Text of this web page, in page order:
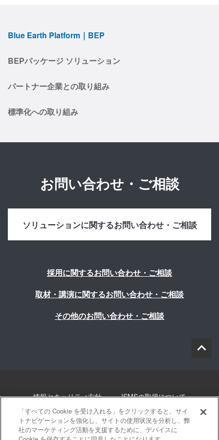
Blue Earth Platform｜BEP
BEPパッケージ ソリューション
パートナー企業との取り組み
標準化への取り組み
お問い合わせ・ご相談
ソリューションに関するお問い合わせ・ご相談
採用に関するお問い合わせ・ご相談
取材・講演に関するお問い合わせ・ご相談
その他のお問い合わせ・ご相談
情報セキュリティ方針 ISMSの取得について
個人情報について 勧誘方針 このサイトについて
「すべての Cookie を受け入れる」をクリックすると、サイ
トナビゲーションを強化し、サイトの使用状況を分析し、弊
社のマーケティング活動を支援するために、デバイスに